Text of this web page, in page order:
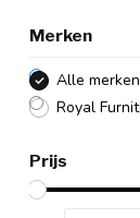
Merken
Alle merken
Royal
Prijs